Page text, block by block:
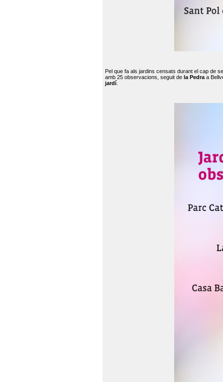
Pel que fa als jardins censats durant el cap de
amb 25 observacions, seguit de la Pedra a
jardí